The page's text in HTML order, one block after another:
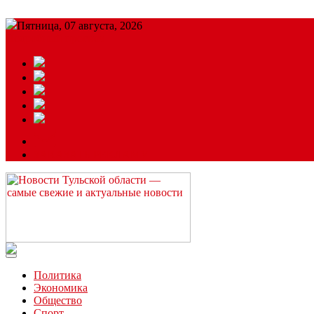
Пятница, 07 августа, 2026
Читайте последние новости дня в Тульской области на сайте
Политика
Экономика
Общество